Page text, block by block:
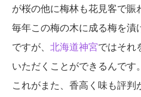
が桜の他に梅林も花見客で賑
毎年この梅の木に成る梅を漬
ですが、 北海道神宮ではそれ
いただくことができるんです。
これがまた、香高く味も評判